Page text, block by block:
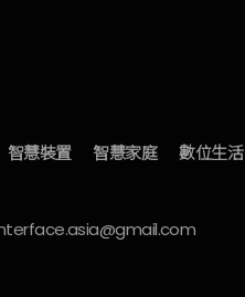
智慧裝置 智慧家庭 數位生活